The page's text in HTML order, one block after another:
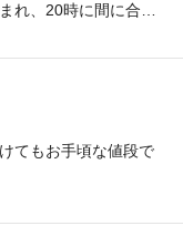
れ、20時に間に合わ
関わらず、お待ちい
た。
てもお手頃な値段で